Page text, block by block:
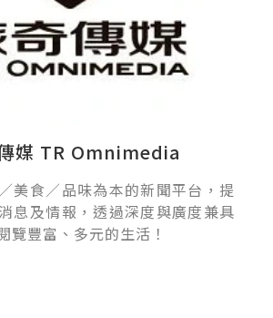
媒 TR Omnimedia
美食／品味為本的新聞平台，提
息及情報，透過深度與廣度兼具
覽豐富、多元的生活！